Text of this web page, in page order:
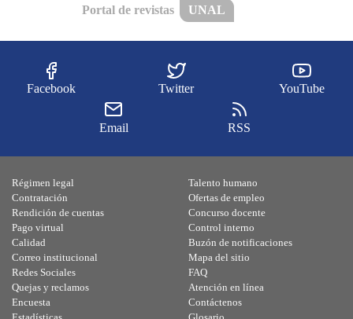
Portal de revistas UNAL
Facebook Twitter YouTube
Email RSS
Régimen legal
Contratación
Rendición de cuentas
Pago virtual
Calidad
Talento humano
Ofertas de empleo
Concurso docente
Control interno
Buzón de notificaciones
Correo institucional
Redes Sociales
Quejas y reclamos
Encuesta
Mapa del sitio
FAQ
Atención en línea
Contáctenos